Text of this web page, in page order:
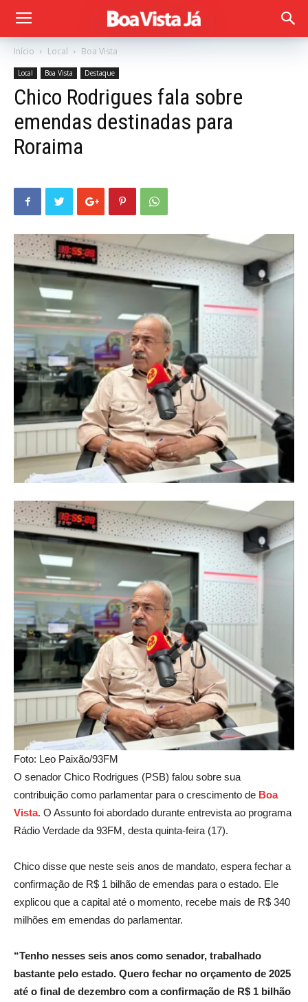
Início Local Boa Vista
Local Boa Vista Destaque
Chico Rodrigues fala sobre
emendas destinadas para
Roraima
Foto: Leo Paixão/93FM
O senador Chico Rodrigues (PSB) falou sobre sua
contribuição como parlamentar para o crescimento de Boa
Vista. O Assunto foi abordado durante entrevista ao programa
Rádio Verdade da 93FM, desta quinta-feira (17).
Chico disse que neste seis anos de mandato, espera fechar a
confirmação de R$ 1 bilhão de emendas para o estado. Ele
explicou que a capital até o momento, recebe mais de R$ 340
milhões em emendas do parlamentar.
“Tenho nesses seis anos como senador, trabalhado
bastante pelo estado. Quero fechar no orçamento de 2025
até o final de dezembro com a confirmação de R$ 1 bilhão